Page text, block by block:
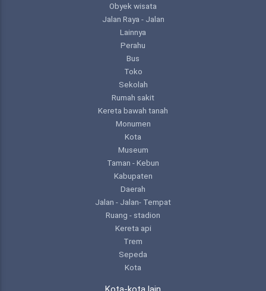
Obyek wisata
Jalan Raya - Jalan
Lainnya
Perahu
Bus
Toko
Sekolah
Rumah sakit
Kereta bawah tanah
Monumen
Kota
Museum
Taman - Kebun
Kabupaten
Daerah
Jalan - Jalan- Tempat
Ruang - stadion
Kereta api
Trem
Sepeda
Kota